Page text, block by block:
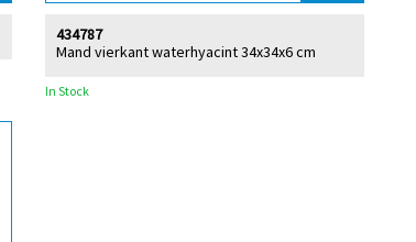
Mand vierkant waterhyacint 34x34x6 cm
434787
In Stock